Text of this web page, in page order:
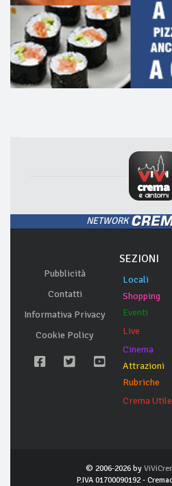
NETWORK
Pubblicità
Contatti
Informativa Privacy
Cookie Policy
SEZIONI
Locali
Shopping
Eventi
Live
Cinema
Attrazioni
Rubriche
Crema Utile
© 2006-2026 by
P.IVA 01700090192 -